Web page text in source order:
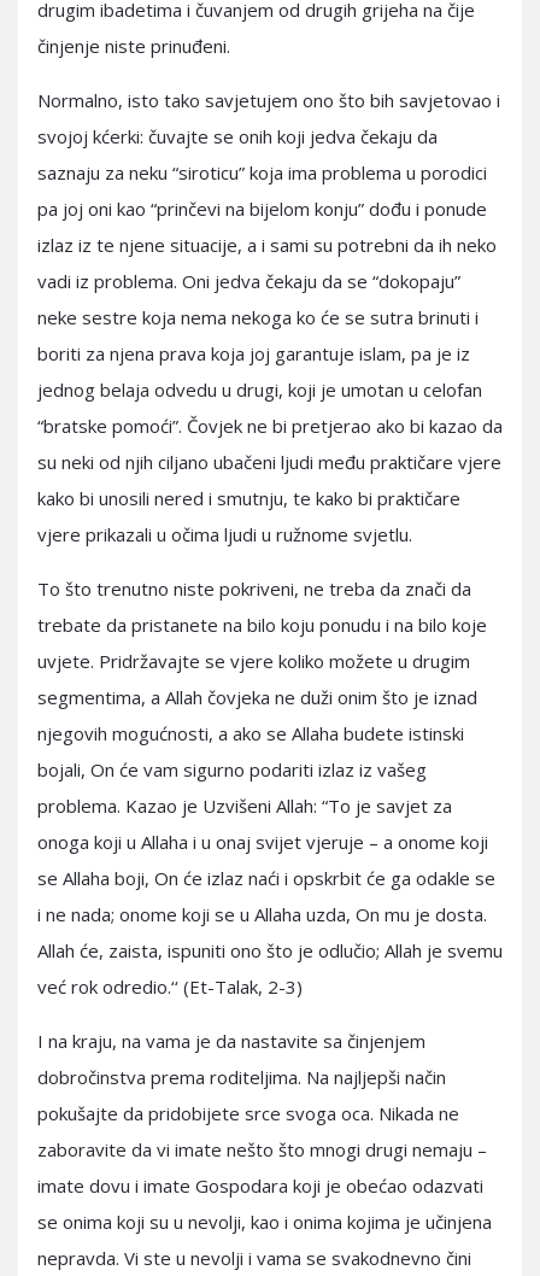
drugim ibadetima i čuvanjem od drugih grijeha na čije
činjenje niste prinuđeni.
Normalno, isto tako savjetujem ono što bih savjetovao i
svojoj kćerki: čuvajte se onih koji jedva čekaju da
saznaju za neku “siroticu” koja ima problema u porodici
pa joj oni kao “prinčevi na bijelom konju” dođu i ponude
izlaz iz te njene situacije, a i sami su potrebni da ih neko
vadi iz problema. Oni jedva čekaju da se “dokopaju”
neke sestre koja nema nekoga ko će se sutra brinuti i
boriti za njena prava koja joj garantuje islam, pa je iz
jednog belaja odvedu u drugi, koji je umotan u celofan
“bratske pomoći”. Čovjek ne bi pretjerao ako bi kazao da
su neki od njih ciljano ubačeni ljudi među praktičare vjere
kako bi unosili nered i smutnju, te kako bi praktičare
vjere prikazali u očima ljudi u ružnome svjetlu.
To što trenutno niste pokriveni, ne treba da znači da
trebate da pristanete na bilo koju ponudu i na bilo koje
uvjete. Pridržavajte se vjere koliko možete u drugim
segmentima, a Allah čovjeka ne duži onim što je iznad
njegovih mogućnosti, a ako se Allaha budete istinski
bojali, On će vam sigurno podariti izlaz iz vašeg
problema. Kazao je Uzvišeni Allah: “To je savjet za
onoga koji u Allaha i u onaj svijet vjeruje – a onome koji
se Allaha boji, On će izlaz naći i opskrbit će ga odakle se
i ne nada; onome koji se u Allaha uzda, On mu je dosta.
Allah će, zaista, ispuniti ono što je odlučio; Allah je svemu
već rok odredio.‘‘ (Et-Talak, 2-3)
I na kraju, na vama je da nastavite sa činjenjem
dobročinstva prema roditeljima. Na najljepši način
pokušajte da pridobijete srce svoga oca. Nikada ne
zaboravite da vi imate nešto što mnogi drugi nemaju –
imate dovu i imate Gospodara koji je obećao odazvati
se onima koji su u nevolji, kao i onima kojima je učinjena
nepravda. Vi ste u nevolji i vama se svakodnevno čini